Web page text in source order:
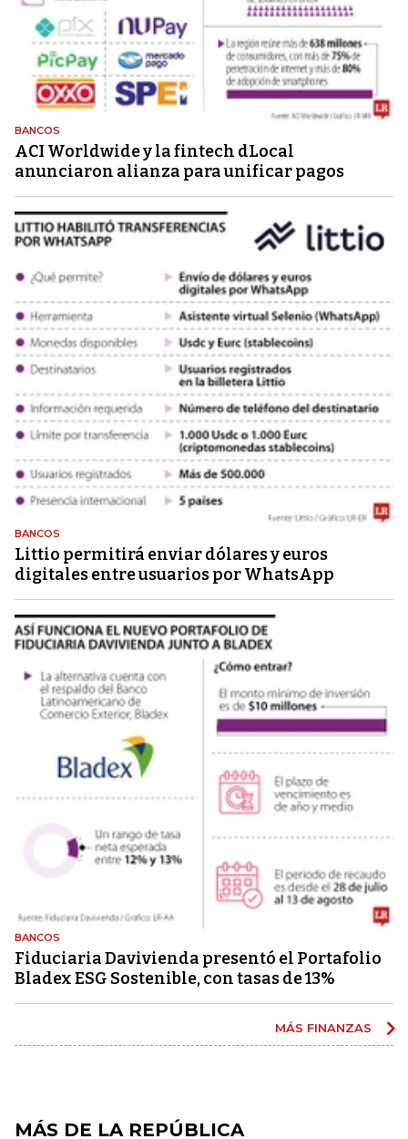
BANCOS
ACI Worldwide y la fintech dLocal
anunciaron alianza para unificar pagos
BANCOS
Littio permitirá enviar dólares y euros
digitales entre usuarios por WhatsApp
BANCOS
Fiduciaria Davivienda presentó el Portafolio
Bladex ESG Sostenible, con tasas de 13%
MÁS FINANZAS
MÁS DE LA REPÚBLICA